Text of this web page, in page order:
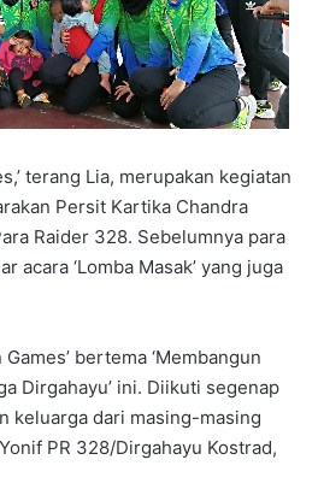
terang Lia, merupakan kegiatan
Persit Kartika Chandra
Raider 328. Sebelumnya para
acara ‘Lomba Masak’ yang juga
Games’ bertema ‘Membangun
Dirgahayu’ ini. Diikuti segenap
keluarga dari masing-masing
PR 328/Dirgahayu Kostrad,